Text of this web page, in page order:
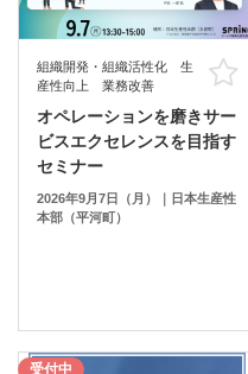
組織開発・組織活性化 生
産性向上 業務改善
オペレーションを磨きサー
ビスエクセレンスを目指す
セミナー
2026年9月7日（月）｜日本生産性
本部（平河町）
受付中